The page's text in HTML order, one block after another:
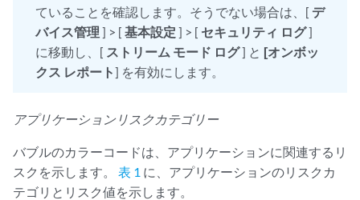
ていることを確認します。そうでない場合は、[ デ
バイス管理 ] > [ 基本設定 ] > [ セキュリティ ログ]
に移動し、[ ストリーム モード ログ] と [オンボッ
クス レポート] を有効にします。
アプリケーションリスクカテゴリー
バブルのカラーコードは、アプリケーションに関連するリ
スクを示します。 表 1 に、アプリケーションのリスクカ
テゴリとリスク値を示します。